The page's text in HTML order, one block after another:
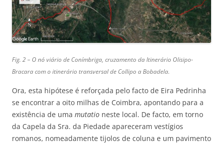
Fig. 2 – O nó viário de Conímbriga, cruzamento da Itinerário Olisipo-
Bracara com o itinerário transversal de Collipo a Bobadela.
Ora, esta hipótese é reforçada pelo facto de Eira Pedrinha
se encontrar a oito milhas de Coimbra, apontando para a
existência de uma mutatio neste local. De facto, em torno
da Capela da Sra. da Piedade apareceram vestígios
romanos, nomeadamente tijolos de coluna e um pavimento